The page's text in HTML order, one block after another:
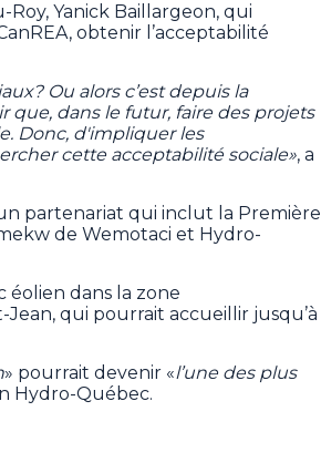
Yanick Baillargeon, qui
obtenir l’acceptabilité
Ou alors c’est depuis la
que, dans le futur, faire des projets
Donc, d'impliquer les
cette acceptabilité sociale», a
partenariat qui inclut la Première
de Wemotaci et Hydro-
dans la zone
qui pourrait accueillir jusqu’à
» pourrait devenir «l’une des plus
Hydro-Québec.